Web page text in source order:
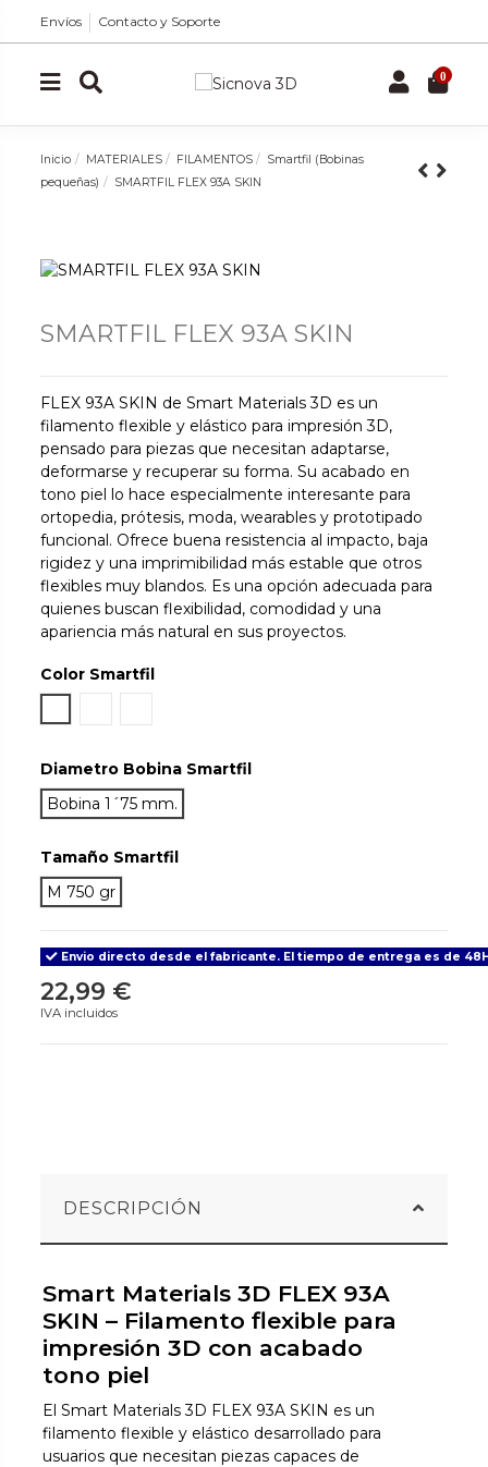
Envíos Contacto y Soporte
0
Inicio MATERIALES FILAMENTOS
Smartfil (Bobinas
pequeñas)
SMARTFIL FLEX 93A SKIN
SMARTFIL FLEX 93A SKIN
FLEX 93A SKIN de Smart Materials 3D es un
filamento flexible y elástico para impresión 3D,
pensado para piezas que necesitan adaptarse,
deformarse y recuperar su forma. Su acabado en
tono piel lo hace especialmente interesante para
ortopedia, prótesis, moda, wearables y prototipado
funcional. Ofrece buena resistencia al impacto, baja
rigidez y una imprimibilidad más estable que otros
flexibles muy blandos. Es una opción adecuada para
quienes buscan flexibilidad, comodidad y una
apariencia más natural en sus proyectos.
Color Smartfil
Diametro Bobina Smartfil
Bobina 1´75 mm.
Tamaño Smartfil
M 750 gr
Envio directo desde el fabricante. El tiempo de entrega es de
22,99 €
IVA incluidos
DESCRIPCIÓN
Smart Materials 3D FLEX 93A
SKIN – Filamento flexible para
impresión 3D con acabado
tono piel
El Smart Materials 3D FLEX 93A SKIN es un
filamento flexible y elástico desarrollado para
usuarios que necesitan piezas capaces de